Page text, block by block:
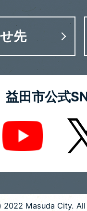
先
益田市公式
Youtube X
2022 Masuda City.